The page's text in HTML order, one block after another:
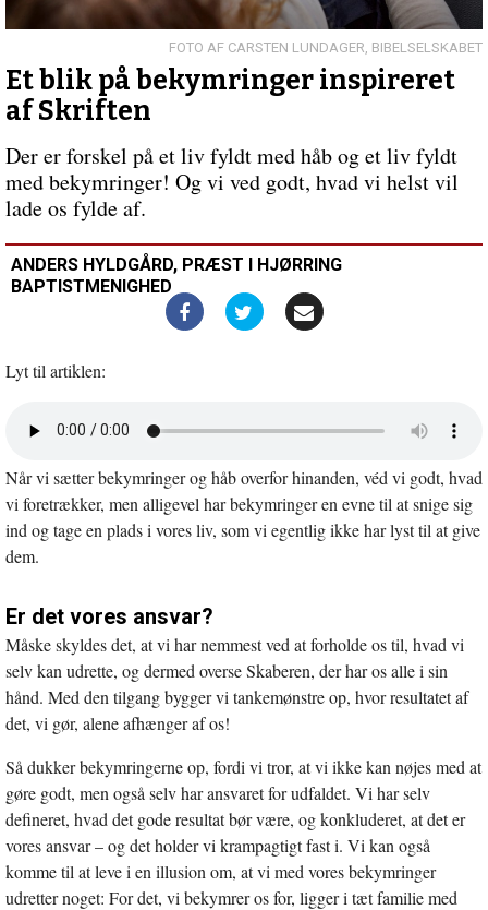
Jul
håb
en
verden
CARSTEN LUNDAGER, BIBELSELSKABET
Et blik på bekymringer inspireret
af Skriften
Der er forskel på et liv fyldt med håb og et liv fyldt
med bekymringer! Og vi ved godt, hvad vi helst vil
lade os fylde af.
ANDERS HYLDGÅRD, PRÆST I HJØRRING
BAPTISTMENIGHED
Lyt til artiklen:
nyt
vindue
Når vi sætter bekymringer og håb overfor hinanden, véd vi godt, hvad
vi foretrækker, men alligevel har bekymringer en evne til at snige sig
ind og tage en plads i vores liv, som vi egentlig ikke har lyst til at give
dem.
Er det vores ansvar?
Måske skyldes det, at vi har nemmest ved at forholde os til, hvad vi
selv kan udrette, og dermed overse Skaberen, der har os alle i sin
hånd. Med den tilgang bygger vi tankemønstre op, hvor resultatet af
det, vi gør, alene afhænger af os!
Så dukker bekymringerne op, fordi vi tror, at vi ikke kan nøjes med at
gøre godt, men også selv har ansvaret for udfaldet. Vi har selv
defineret, hvad det gode resultat bør være, og konkluderet, at det er
vores ansvar – og det holder vi krampagtigt fast i. Vi kan også
komme til at leve i en illusion om, at vi med vores bekymringer
udretter noget: For det, vi bekymrer os for, ligger i tæt familie med